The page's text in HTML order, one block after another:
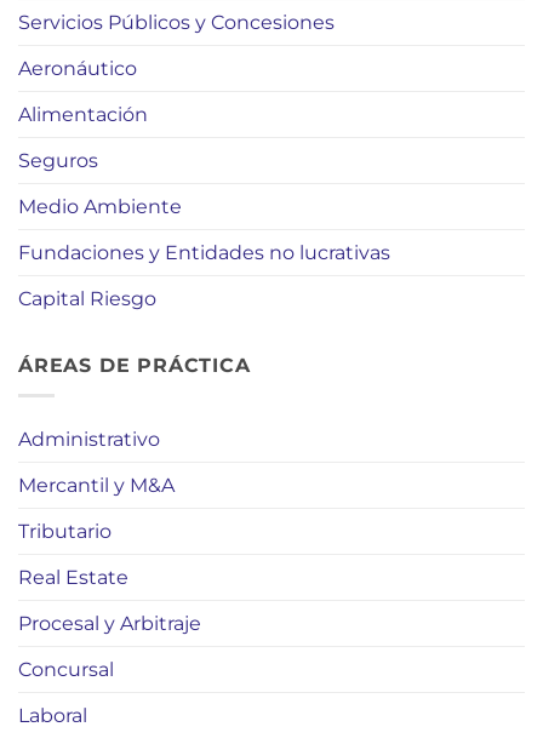
Servicios Públicos y Concesiones
Aeronáutico
Alimentación
Seguros
Medio Ambiente
Fundaciones y Entidades no lucrativas
Capital Riesgo
ÁREAS DE PRÁCTICA
Administrativo
Mercantil y M&A
Tributario
Real Estate
Procesal y Arbitraje
Concursal
Laboral